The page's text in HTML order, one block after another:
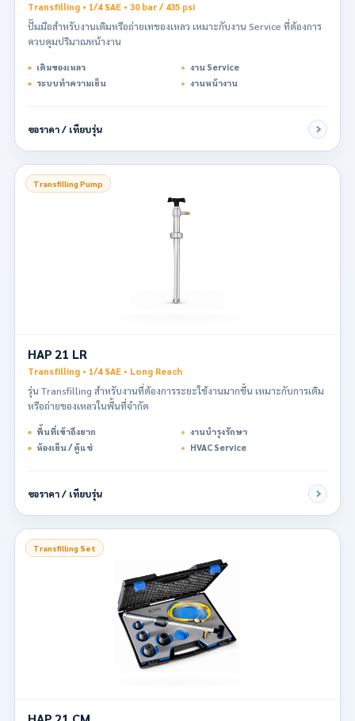
Transfilling • 1/4 SAE • 30 bar / 435 psi
ปั๊มมือสำหรับงานเติมหรือถ่ายเทของเหลว เหมาะกับงาน Service ที่ต้องการ
ควบคุมปริมาณหน้างาน
เติมของเหลว
งาน Service
ระบบทำความเย็น
งานหน้างาน
ขอราคา / เทียบรุ่น
Transfilling Pump
HAP 21 LR
Transfilling • 1/4 SAE • Long Reach
รุ่น Transfilling สำหรับงานที่ต้องการระยะใช้งานมากขึ้น เหมาะกับการเติม
หรือถ่ายของเหลวในพื้นที่จำกัด
พื้นที่เข้าถึงยาก
งานบำรุงรักษา
ห้องเย็น / ตู้แช่
HVAC Service
ขอราคา / เทียบรุ่น
Transfilling Set